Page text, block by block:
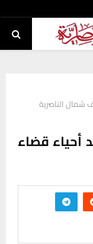
شمال الناصرية
قضاء